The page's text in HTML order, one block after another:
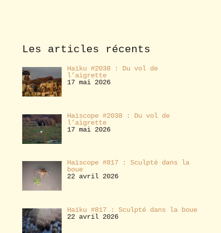
eLes articles récents
Haïku #2038 : Du vol de
l’aigrette
17 mai 2026
Haïscope #2038 : Du vol de
l’aigrette
17 mai 2026
Haïscope #817 : Sculpté dans la
boue
22 avril 2026
Haïku #817 : Sculpté dans la boue
22 avril 2026